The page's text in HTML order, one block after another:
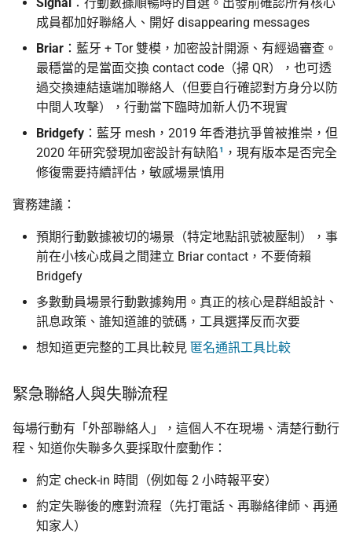
成員都加好聯絡人、開好 disappearing messages
Briar ：藍牙 + Tor 雙模，加密設計開源、有經過審查。
最穩當的是當面交換 contact code（掃 QR），也可透
過交換連結遠端加聯絡人（但要自行確認對方身分以防
中間人攻擊），行動當下臨時加新人仍不現實
Bridgefy ：藍牙 mesh，2019 年香港抗爭曾被推崇，但
2020 年研究發現加密設計有缺陷1
，現有版本是否完全
修復需要持續評估，敏感場景慎用
實務建議：
預期行動數據被切的場景（特定地點訊號被壓制），事
前在小核心成員之間建立 Briar contact，不要倚賴
Bridgefy
多數動員場景行動數據夠用。真正的核心是群組設計、
訊息政策、誰知道誰的號碼，工具選擇反而次要
想知道更完整的工具比較見 匿名通訊工具比較
緊急聯絡人與失聯流程
每場行動有「外部聯絡人」，這個人不在現場、清楚行動行
程、知道你失聯多久要採取什麼動作：
約定 check-in 時間（例如每 2 小時報平安）
約定失聯後的應對流程（先打電話、再聯絡律師、再通
知家人）